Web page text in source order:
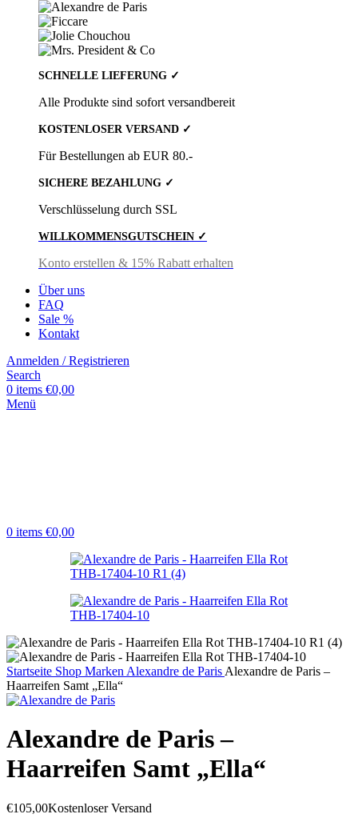
SCHNELLE LIEFERUNG ✓
Alle Produkte sind sofort versandbereit
KOSTENLOSER VERSAND ✓
Für Bestellungen ab EUR 80.-
SICHERE BEZAHLUNG ✓
Verschlüsselung durch SSL
WILLKOMMENSGUTSCHEIN ✓
Konto erstellen & 15% Rabatt erhalten
Über uns
FAQ
Sale %
Kontakt
Anmelden / Registrieren
Search
0 items €0,00
Menü
0 items €0,00
Startseite Shop Marken Alexandre de Paris Alexandre de Paris –
Haarreifen Samt „Ella“
Alexandre de Paris –
Haarreifen Samt „Ella“
€105,00Kostenloser Versand